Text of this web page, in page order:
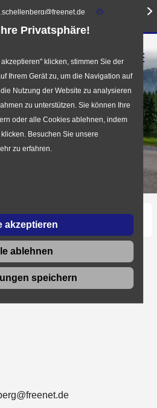
Privatsphäre!
klicken, stimmen Sie der
Ihrem Gerät zu, um die Navigation auf
Nutzung der Website zu analysieren
zu unterstützen. Sie können Ihre
oder alle Cookies ablehnen, indem
Besuchen Sie unsere
zu erfahren.
akzeptieren
ablehnen
speichern
☰
GmbH